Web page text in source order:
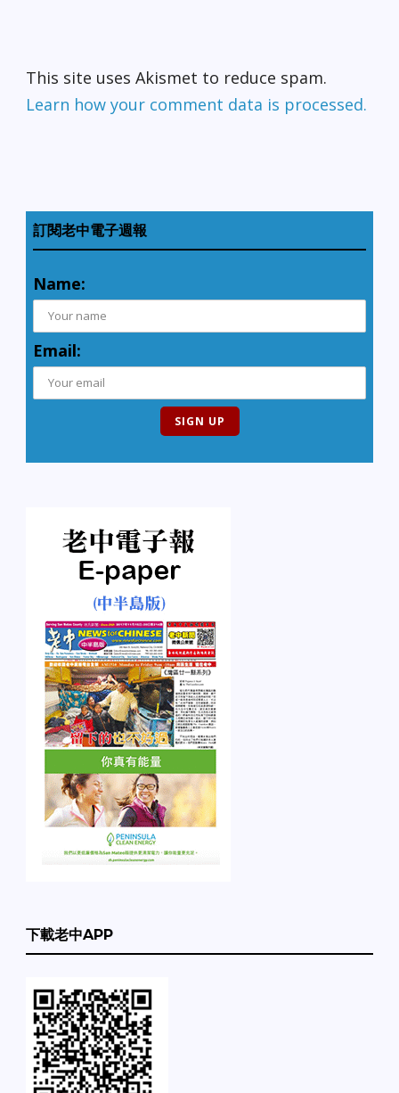
This site uses Akismet to reduce spam.
Learn how your comment data is processed.
訂閱老中電子週報
Name:
Email:
下載老中APP